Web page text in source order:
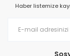
Haber listemize